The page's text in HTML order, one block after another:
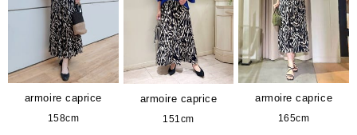
armoire caprice
158cm
armoire caprice
151cm
armoire caprice
165cm